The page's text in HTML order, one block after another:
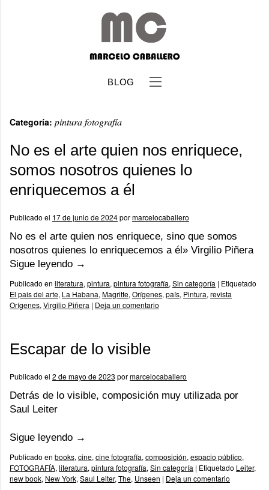
BLOG
Categoría: pintura fotografía
No es el arte quien nos enriquece,
somos nosotros quienes lo
enriquecemos a él
Publicado el 17 de junio de 2024pormarcelocaballero
No es el arte quien nos enriquece, sino que somos
nosotros quienes lo enriquecemos a él» Virgilio Piñera
Sigue leyendo →
Publicado en literatura, pintura, pintura fotografía, Sin categoría | Etiquetado
El pais del arte, La Habana, Magritte, Orígenes, país, Pintura, revista
Orígenes, Virgilio Piñera | Deja un comentario
Escapar de lo visible
Publicado el 2 de mayo de 2023 pormarcelocaballero
Detrás de lo visible, composición muy utilizada por
Saul Leiter
Sigue leyendo →
Publicado en books, cine, cine fotografía, composición, espacio público,
FOTOGRAFÍA, literatura, pintura fotografía, Sin categoría | Etiquetado Leiter,
new book, New York, Saul Leiter, The, Unseen | Deja un comentario